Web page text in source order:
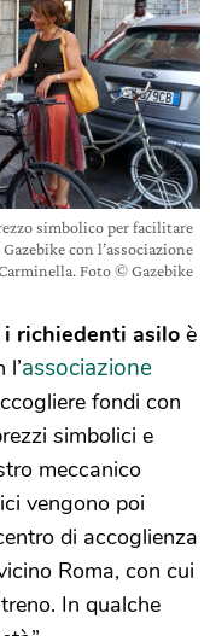
simbolico per facilitare
con l’associazione
Foto © Gazebike
i richiedenti asilo è
associazione
fondi con
simbolici e
meccanico
vengono poi
di accoglienza
Roma, con cui
In qualche